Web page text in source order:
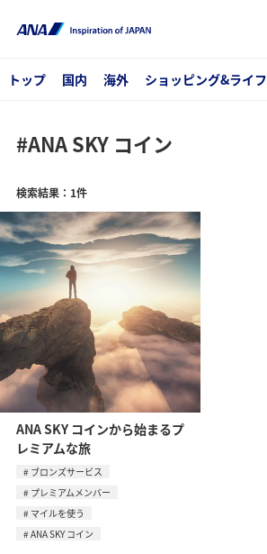
トップ 国内 海外 ショッピング&ライフ
#ANA SKY コイン
検索結果：1件
ANA SKY コインから始まるプ
レミアムな旅
ブロンズサービス
プレミアムメンバー
マイルを使う
ANA SKY コイン